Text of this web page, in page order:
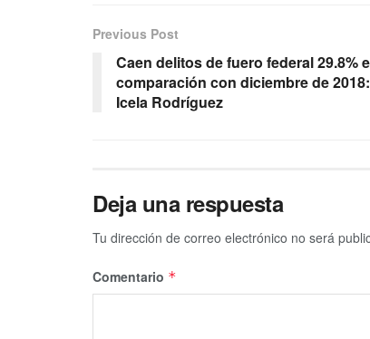
Previous Post
Caen delitos de fuero federal 29.8%
comparación con diciembre de
Icela Rodríguez
Deja una respuesta
Tu dirección de correo electrónico no será
Comentario *